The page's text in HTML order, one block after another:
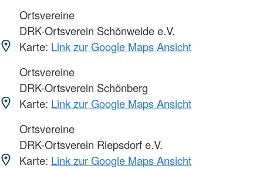
Ortsvereine
DRK-Ortsverein Schönweide e.V.
Karte: Link zur Google Maps Ansicht
Ortsvereine
DRK-Ortsverein Schönberg
Karte: Link zur Google Maps Ansicht
Ortsvereine
DRK-Ortsverein Riepsdorf e.V.
Karte: Link zur Google Maps Ansicht